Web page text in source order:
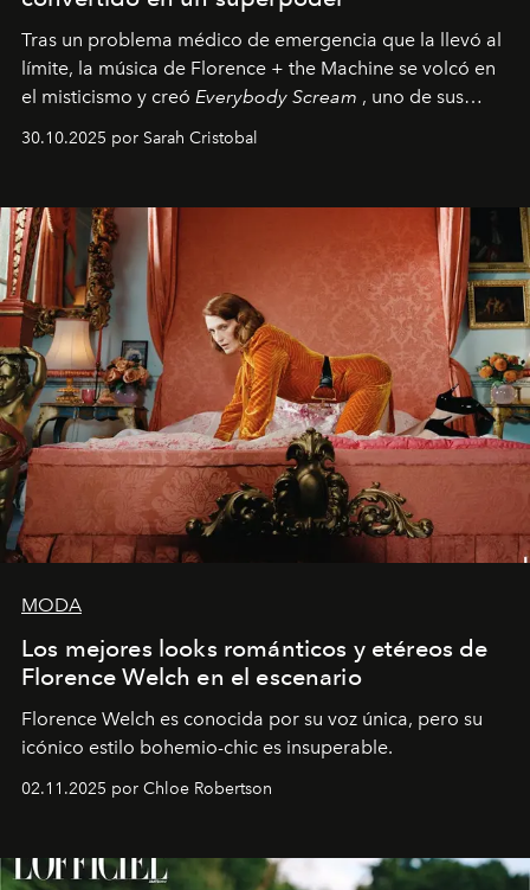
Tras un problema médico de emergencia que la llevó al
límite, la música de Florence + the Machine se volcó en
el misticismo y creó Everybody Scream , uno de sus
30.10.2025 por Sarah Cristobal
MODA
Los mejores looks románticos y etéreos de
Florence Welch en el escenario
Florence Welch es conocida por su voz única, pero su
icónico estilo bohemio-chic es insuperable.
02.11.2025 por Chloe Robertson